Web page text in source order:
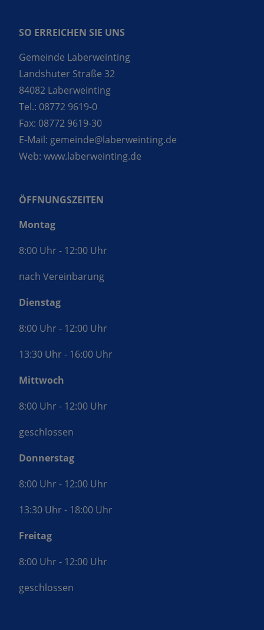
SO ERREICHEN SIE UNS
Gemeinde Laberweinting
Landshuter Straße 32
84082 Laberweinting
Tel.: 08772 9619-0
Fax: 08772 9619-30
E-Mail: gemeinde@laberweinting.de
Web: www.laberweinting.de
ÖFFNUNGSZEITEN
Montag
8:00 Uhr - 12:00 Uhr
nach Vereinbarung
Dienstag
8:00 Uhr - 12:00 Uhr
13:30 Uhr - 16:00 Uhr
Mittwoch
8:00 Uhr - 12:00 Uhr
geschlossen
Donnerstag
8:00 Uhr - 12:00 Uhr
13:30 Uhr - 18:00 Uhr
Freitag
8:00 Uhr - 12:00 Uhr
geschlossen